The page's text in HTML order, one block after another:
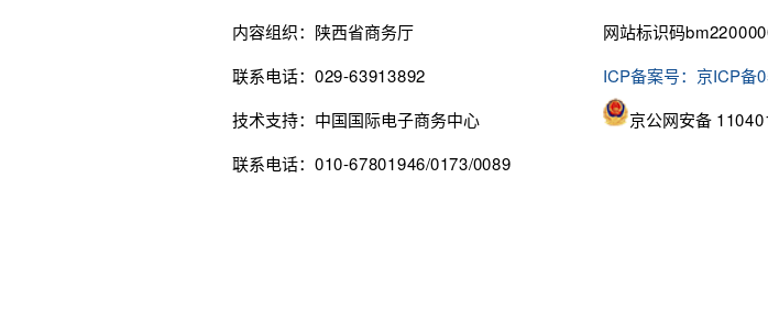
内容组织：陕西省商务厅
联系电话：029-63913892
技术支持：中国国际电子商务中心
联系电话：010-67801946/0173/0089
网站标识码
ICP备案号：京ICP备
京公网安备